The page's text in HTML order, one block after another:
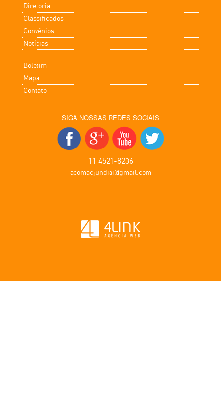
Diretoria
Classificados
Convênios
Notícias
Boletim
Mapa
Contato
SIGA NOSSAS REDES SOCIAIS
11 4521-8236
acomacjundiai@gmail.com